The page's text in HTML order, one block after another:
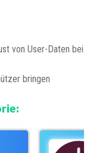
von User-Daten bei
bringen